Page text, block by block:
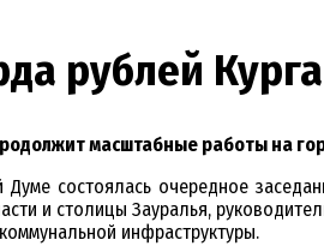
рублей
масштабные работы на
Думе состоялась очередное
и столицы Зауралья,
инфраструктуры.